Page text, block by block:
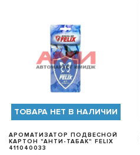
БЫСТРЫЙ ПРОСМОТР
ТОВАРА НЕТ В НАЛИЧИИ
АРОМАТИЗАТОР ПОДВЕСНОЙ
КАРТОН "АНТИ-ТАБАК" FELIX
411040033